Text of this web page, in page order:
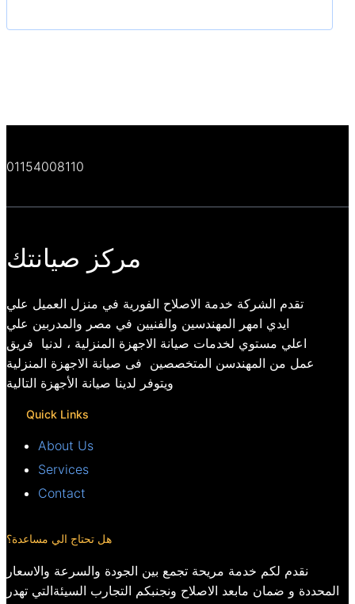
01154008110
مركز صيانتك
تقدم الشركة خدمة الاصلاح الفورية في منزل العميل علي
ايدي امهر المهندسين والفنيين في مصر والمدربين علي
اعلي مستوي لخدمات صيانة الاجهزة المنزلية ، لدنيا فريق
عمل من المهندسن المتخصصين فى صيانة الاجهزة المنزلية
ويتوفر لدينا صيانة الأجهزة التالية
Quick Links
About Us
Services
Contact
هل تحتاج الي مساعدة؟
نقدم لكم خدمة مريحة تجمع بين الجودة والسرعة والاسعار
المحددة و ضمان مابعد الاصلاح ونجنبكم التجارب السيئةالتي تهدر